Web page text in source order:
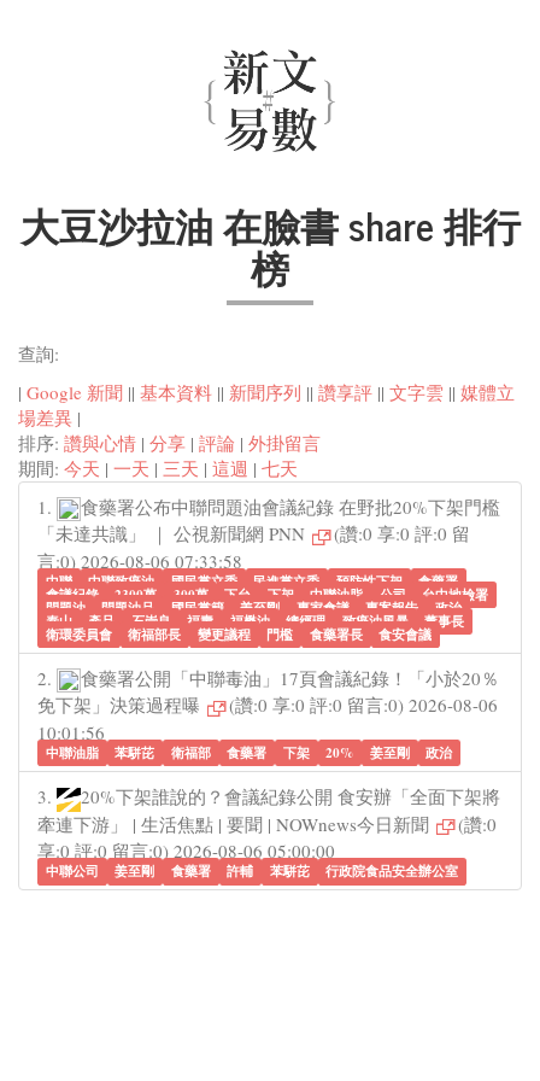
大豆沙拉油 在臉書 share 排行
榜
查詢:
| Google 新聞 || 基本資料 || 新聞序列 || 讚享評 || 文字雲 || 媒體立
場差異 |
排序: 讚與心情 | 分享 | 評論 | 外掛留言
期間: 今天 | 一天 | 三天 | 這週 | 七天
1.
食藥署公布中聯問題油會議紀錄 在野批20%下架門檻
「未達共識」 ｜ 公視新聞網 PNN
(讚:0 享:0 評:0 留
言:0) 2026-08-06 07:33:58
中聯 中聯致癌油 國民黨立委 民進黨立委 預防性下架 食藥署
會議紀錄 2300萬 300萬 下台 下架 中聯油脂 公司 台中地檢署
問題油 問題油品 國民黨籍 姜至剛 專家會議 專案報告 政治
泰山 產品 石崇良 福壽 福懋油 總經理 致癌油風暴 董事長
衛環委員會 衛福部長 變更議程 門檻 食藥署長 食安會議
2.
食藥署公開「中聯毒油」17頁會議紀錄！「小於20％
免下架」決策過程曝
(讚:0 享:0 評:0 留言:0) 2026-08-06
10:01:56
中聯油脂 苯駢芘 衛福部 食藥署 下架 20% 姜至剛 政治
3.
20%下架誰說的？會議紀錄公開 食安辦「全面下架將
牽連下游」 | 生活焦點 | 要聞 | NOWnews今日新聞
(讚:0
享:0 評:0 留言:0) 2026-08-06 05:00:00
中聯公司 姜至剛 食藥署 許輔 苯駢芘 行政院食品安全辦公室